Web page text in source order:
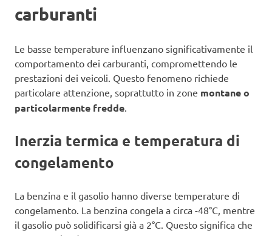
carburanti
Le basse temperature influenzano significativamente il
comportamento dei carburanti, compromettendo le
prestazioni dei veicoli. Questo fenomeno richiede
particolare attenzione, soprattutto in zone montane o
particolarmente fredde.
Inerzia termica e temperatura di
congelamento
La benzina e il gasolio hanno diverse temperature di
congelamento. La benzina congela a circa -48°C, mentre
il gasolio può solidificarsi già a 2°C. Questo significa che